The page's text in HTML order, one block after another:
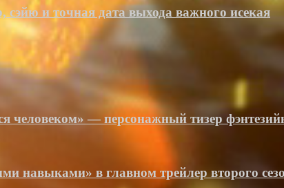
и точная дата выхода важного исекая
человеком» — персонажный тизер
навыками» в главном трейлер второго